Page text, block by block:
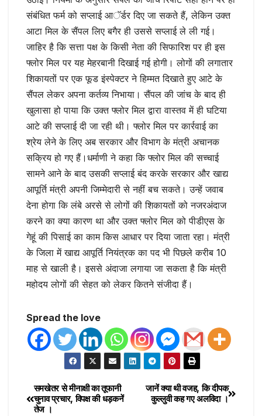
संबंधित फर्म को सप्लाई आॅर्डर दिए जा सकते हैं, लेकिन उक्त
आटा मिल के सैंपल लिए बगैर ही उससे सप्लाई ले ली गई।
जाहिर है कि सत्ता पक्ष के किसी नेता की सिफारिश पर ही इस
फ्लोर मिल पर यह मेहरबानी दिखाई गई होगी। लोगों की लगातार
शिकायतों पर एक फूड इंस्पेक्टर ने हिम्मत दिखाते हुए आटे के
सैंपल लेकर अपना कर्तव्य निभाया। सैंपल की जांच के बाद ही
खुलासा हो पाया कि उक्त फ्लोर मिल द्वारा वास्तव में ही घटिया
आटे की सप्लाई दी जा रही थी। फ्लोर मिल पर कार्रवाई का
श्रेय लेने के लिए अब सरकार और विभाग के मंत्री अचानक
सक्रिय हो गए हैं।धर्माणी ने कहा कि फ्लोर मिल की सच्चाई
सामने आने के बाद उसकी सप्लाई बंद करके सरकार और खाद्य
आपूर्ति मंत्री अपनी जिम्मेदारी से नहीं बच सकते। उन्हें जवाब
देना होगा कि लंबे अरसे से लोगों की शिकायतों को नजरअंदाज
करने का क्या कारण था और उक्त फ्लोर मिल को पीडीएस के
गेहूं की पिसाई का काम किस आधार पर दिया जाता रहा। मंत्री
के जिला में खाद्य आपूर्ति नियंत्रक का पद भी पिछले करीब 10
माह से खाली है। इससे अंदाजा लगाया जा सकता है कि मंत्री
महोदय लोगों की सेहत को लेकर कितने संजीदा हैं।
Spread the love
जानें क्या थी वजह, कि दीपक
कुल्लुवी कह गए अलविदा ।
समखेतर से मीनाक्षी का तूफानी
चुनाव प्रचार, विपक्ष की धड़कनें
तेज ।